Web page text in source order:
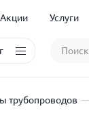
Акции Услуги
трубопроводов